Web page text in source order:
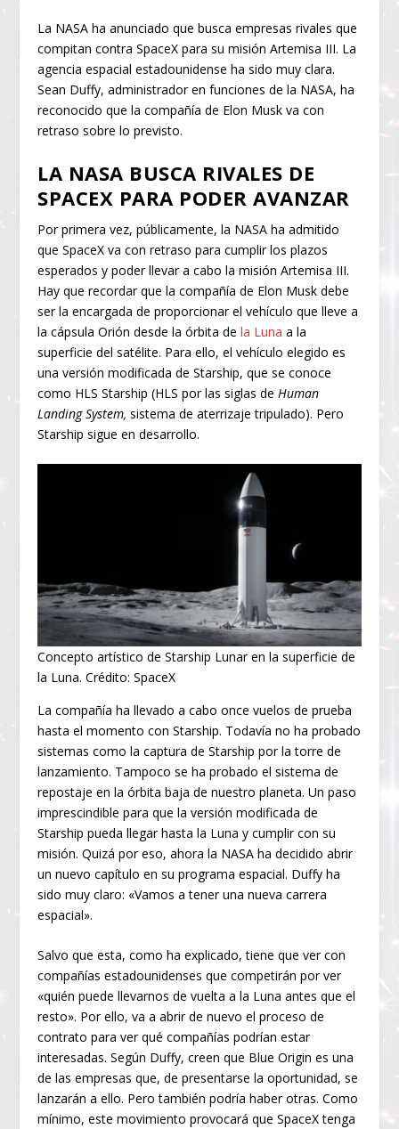
La NASA ha anunciado que busca empresas rivales que
compitan contra SpaceX para su misión Artemisa III. La
agencia espacial estadounidense ha sido muy clara.
Sean Duffy, administrador en funciones de la NASA, ha
reconocido que la compañía de Elon Musk va con
retraso sobre lo previsto.
LA NASA BUSCA RIVALES DE
SPACEX PARA PODER AVANZAR
Por primera vez, públicamente, la NASA ha admitido
que SpaceX va con retraso para cumplir los plazos
esperados y poder llevar a cabo la misión Artemisa III.
Hay que recordar que la compañía de Elon Musk debe
ser la encargada de proporcionar el vehículo que lleve a
la cápsula Orión desde la órbita dela Luna a la
superficie del satélite. Para ello, el vehículo elegido es
una versión modificada de Starship, que se conoce
como HLS Starship (HLS por las siglas deHuman
Landing System,sistema de aterrizaje tripulado). Pero
Starship sigue en desarrollo.
Concepto artístico de Starship Lunar en la superficie de
la Luna. Crédito: SpaceX
La compañía ha llevado a cabo once vuelos de prueba
hasta el momento con Starship. Todavía no ha probado
sistemas como la captura de Starship por la torre de
lanzamiento. Tampoco se ha probado el sistema de
repostaje en la órbita baja de nuestro planeta. Un paso
imprescindible para que la versión modificada de
Starship pueda llegar hasta la Luna y cumplir con su
misión. Quizá por eso, ahora la NASA ha decidido abrir
un nuevo capítulo en su programa espacial. Duffy ha
sido muy claro: «Vamos a tener una nueva carrera
espacial».
Salvo que esta, como ha explicado, tiene que ver con
compañías estadounidenses que competirán por ver
«quién puede llevarnos de vuelta a la Luna antes que el
resto». Por ello, va a abrir de nuevo el proceso de
contrato para ver qué compañías podrían estar
interesadas. Según Duffy, creen que Blue Origin es una
de las empresas que, de presentarse la oportunidad, se
lanzarán a ello. Pero también podría haber otras. Como
mínimo, este movimiento provocará que SpaceX tenga